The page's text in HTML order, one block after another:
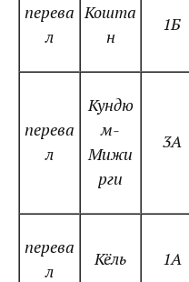
перева
л
Кошта
н
1Б
перева
л
Кундю
м-
Мижи
рги
3А
перева
л
Кёль 1А